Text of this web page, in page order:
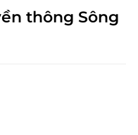
hàng có nhu cầu
cung cấp để biết rõ
giá trị quy đổi thành
thông Sông